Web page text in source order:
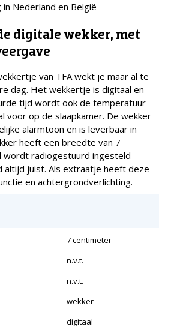
Nederland en België
digitale wekker, met
van TFA wekt je maar al te
dag. Het wekkertje is digitaal en
tijd wordt ook de temperatuur
voor op de slaapkamer. De wekker
alarmtoon en is leverbaar in
heeft een breedte van 7
radiogestuurd ingesteld -
juist. Als extraatje heeft deze
en achtergrondverlichting.
7 centimeter
n.v.t.
n.v.t.
wekker
digitaal